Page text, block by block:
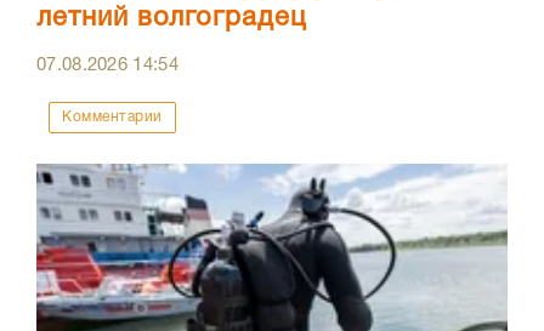
летний волгоградец
07.08.2026 14:54
Комментарии